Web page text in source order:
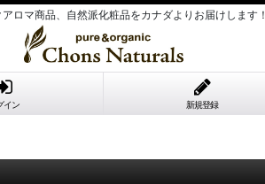
ロマ商品、自然派化粧品をカナダよりお届けします！
イン 新規登録